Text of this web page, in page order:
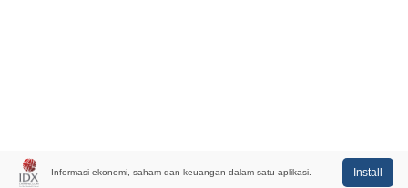
Informasi ekonomi, saham dan keuangan dalam satu aplikasi. Install